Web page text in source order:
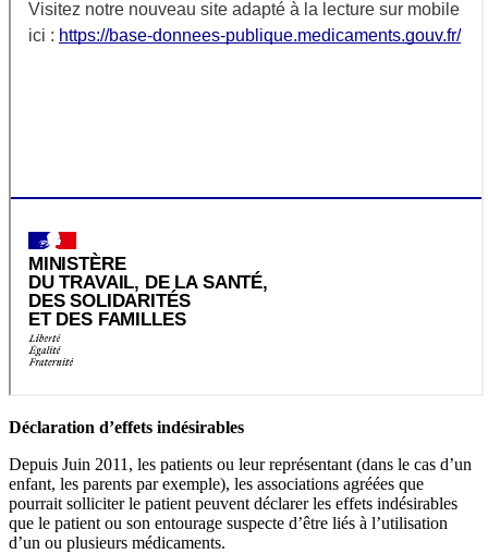
Déclaration d’effets indésirables
Depuis Juin 2011, les patients ou leur représentant (dans le cas d’un
enfant, les parents par exemple), les associations agréées que
pourrait solliciter le patient peuvent déclarer les effets indésirables
que le patient ou son entourage suspecte d’être liés à l’utilisation
d’un ou plusieurs médicaments.